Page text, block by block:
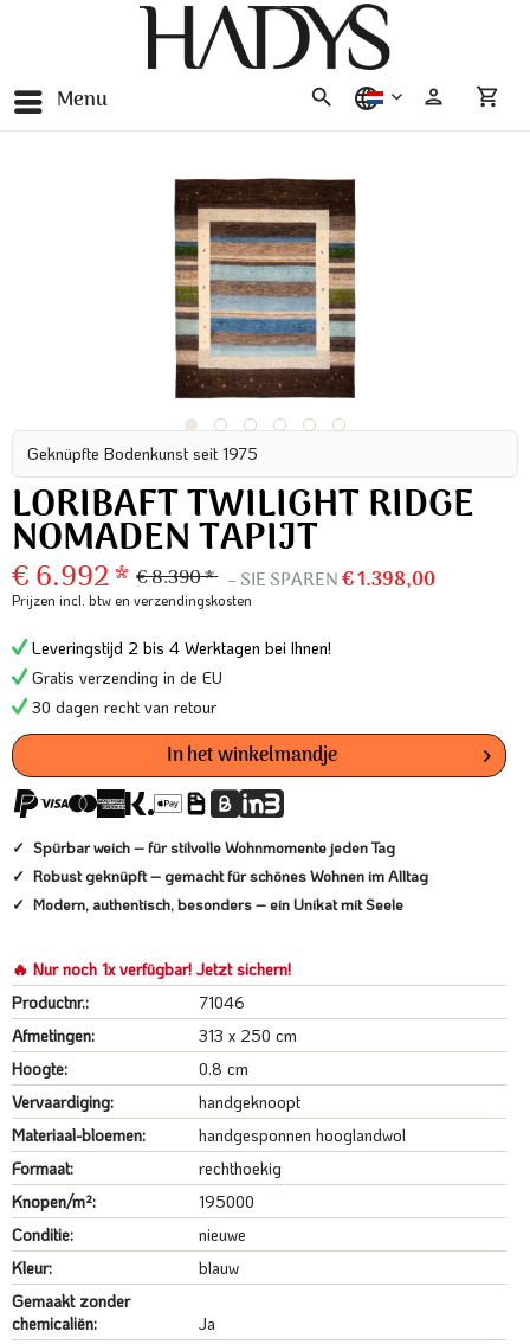
Menu nederlands
Geknüpfte Bodenkunst seit 1975
LORIBAFT TWILIGHT RIDGE
NOMADEN TAPIJT
€ 6.992 * € 8.390 * – SIE SPAREN€ 1.398,00
Prijzen incl. btwen verzendingskosten
Leveringstijd 2 bis 4 Werktagen bei Ihnen!
Gratis verzending in de EU
30 dagen recht van retour
In het winkelmandje
Spürbar weich – für stilvolle Wohnmomente jeden Tag
Robust geknüpft – gemacht für schönes Wohnen im Alltag
Modern, authentisch, besonders – ein Unikat mit Seele
🔥 Nur noch 1x verfügbar! Jetzt sichern!
Productnr.:
71046
Afmetingen:
313 x 250 cm
Hoogte:
0.8 cm
Vervaardiging:
handgeknoopt
Materiaal-bloemen:
handgesponnen hooglandwol
Formaat:
rechthoekig
Knopen/m²:
195000
Conditie:
nieuwe
Kleur:
blauw
Gemaakt zonder
chemicaliën:
Ja